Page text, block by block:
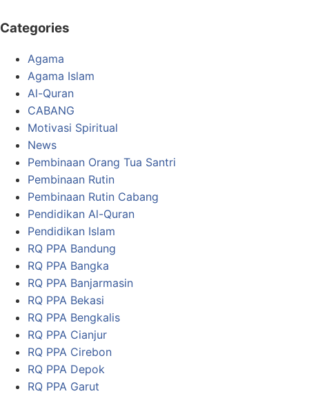
Categories
Agama
Agama Islam
Al-Quran
CABANG
Motivasi Spiritual
News
Pembinaan Orang Tua Santri
Pembinaan Rutin
Pembinaan Rutin Cabang
Pendidikan Al-Quran
Pendidikan Islam
RQ PPA Bandung
RQ PPA Bangka
RQ PPA Banjarmasin
RQ PPA Bekasi
RQ PPA Bengkalis
RQ PPA Cianjur
RQ PPA Cirebon
RQ PPA Depok
RQ PPA Garut